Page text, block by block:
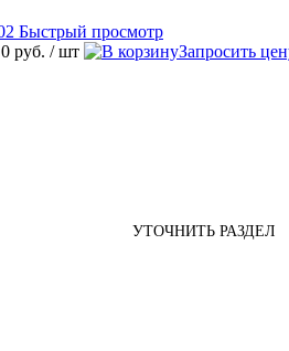
Быстрый просмотр
0 руб. / шт Запросить
УТОЧНИТЬ РАЗДЕЛ